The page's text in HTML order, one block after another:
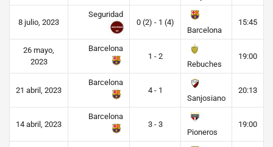
8 julio, 2023
Seguridad
0 (2) - 1 (4)
Barcelona
15:45
26 mayo,
2023
Barcelona
1 - 2
Rebuches
19:00
21 abril, 2023
Barcelona
4 - 1
Sanjosiano
20:13
14 abril, 2023
Barcelona
3 - 3
Pioneros
19:00